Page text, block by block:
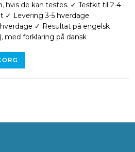
hvis de kan testes. ✓ Testkit til 2-4
✓ Levering 3-5 hverdage
✓ Resultat på engelsk
med forklaring på dansk